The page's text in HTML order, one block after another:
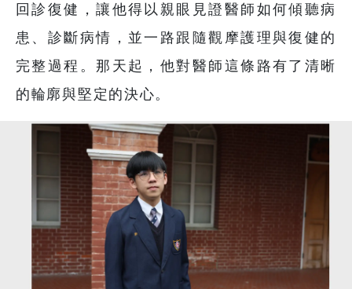
回診復健，讓他得以親眼見證醫師如何傾聽病
患、診斷病情，並一路跟隨觀摩護理與復健的
完整過程。那天起，他對醫師這條路有了清晰
的輪廓與堅定的決心。